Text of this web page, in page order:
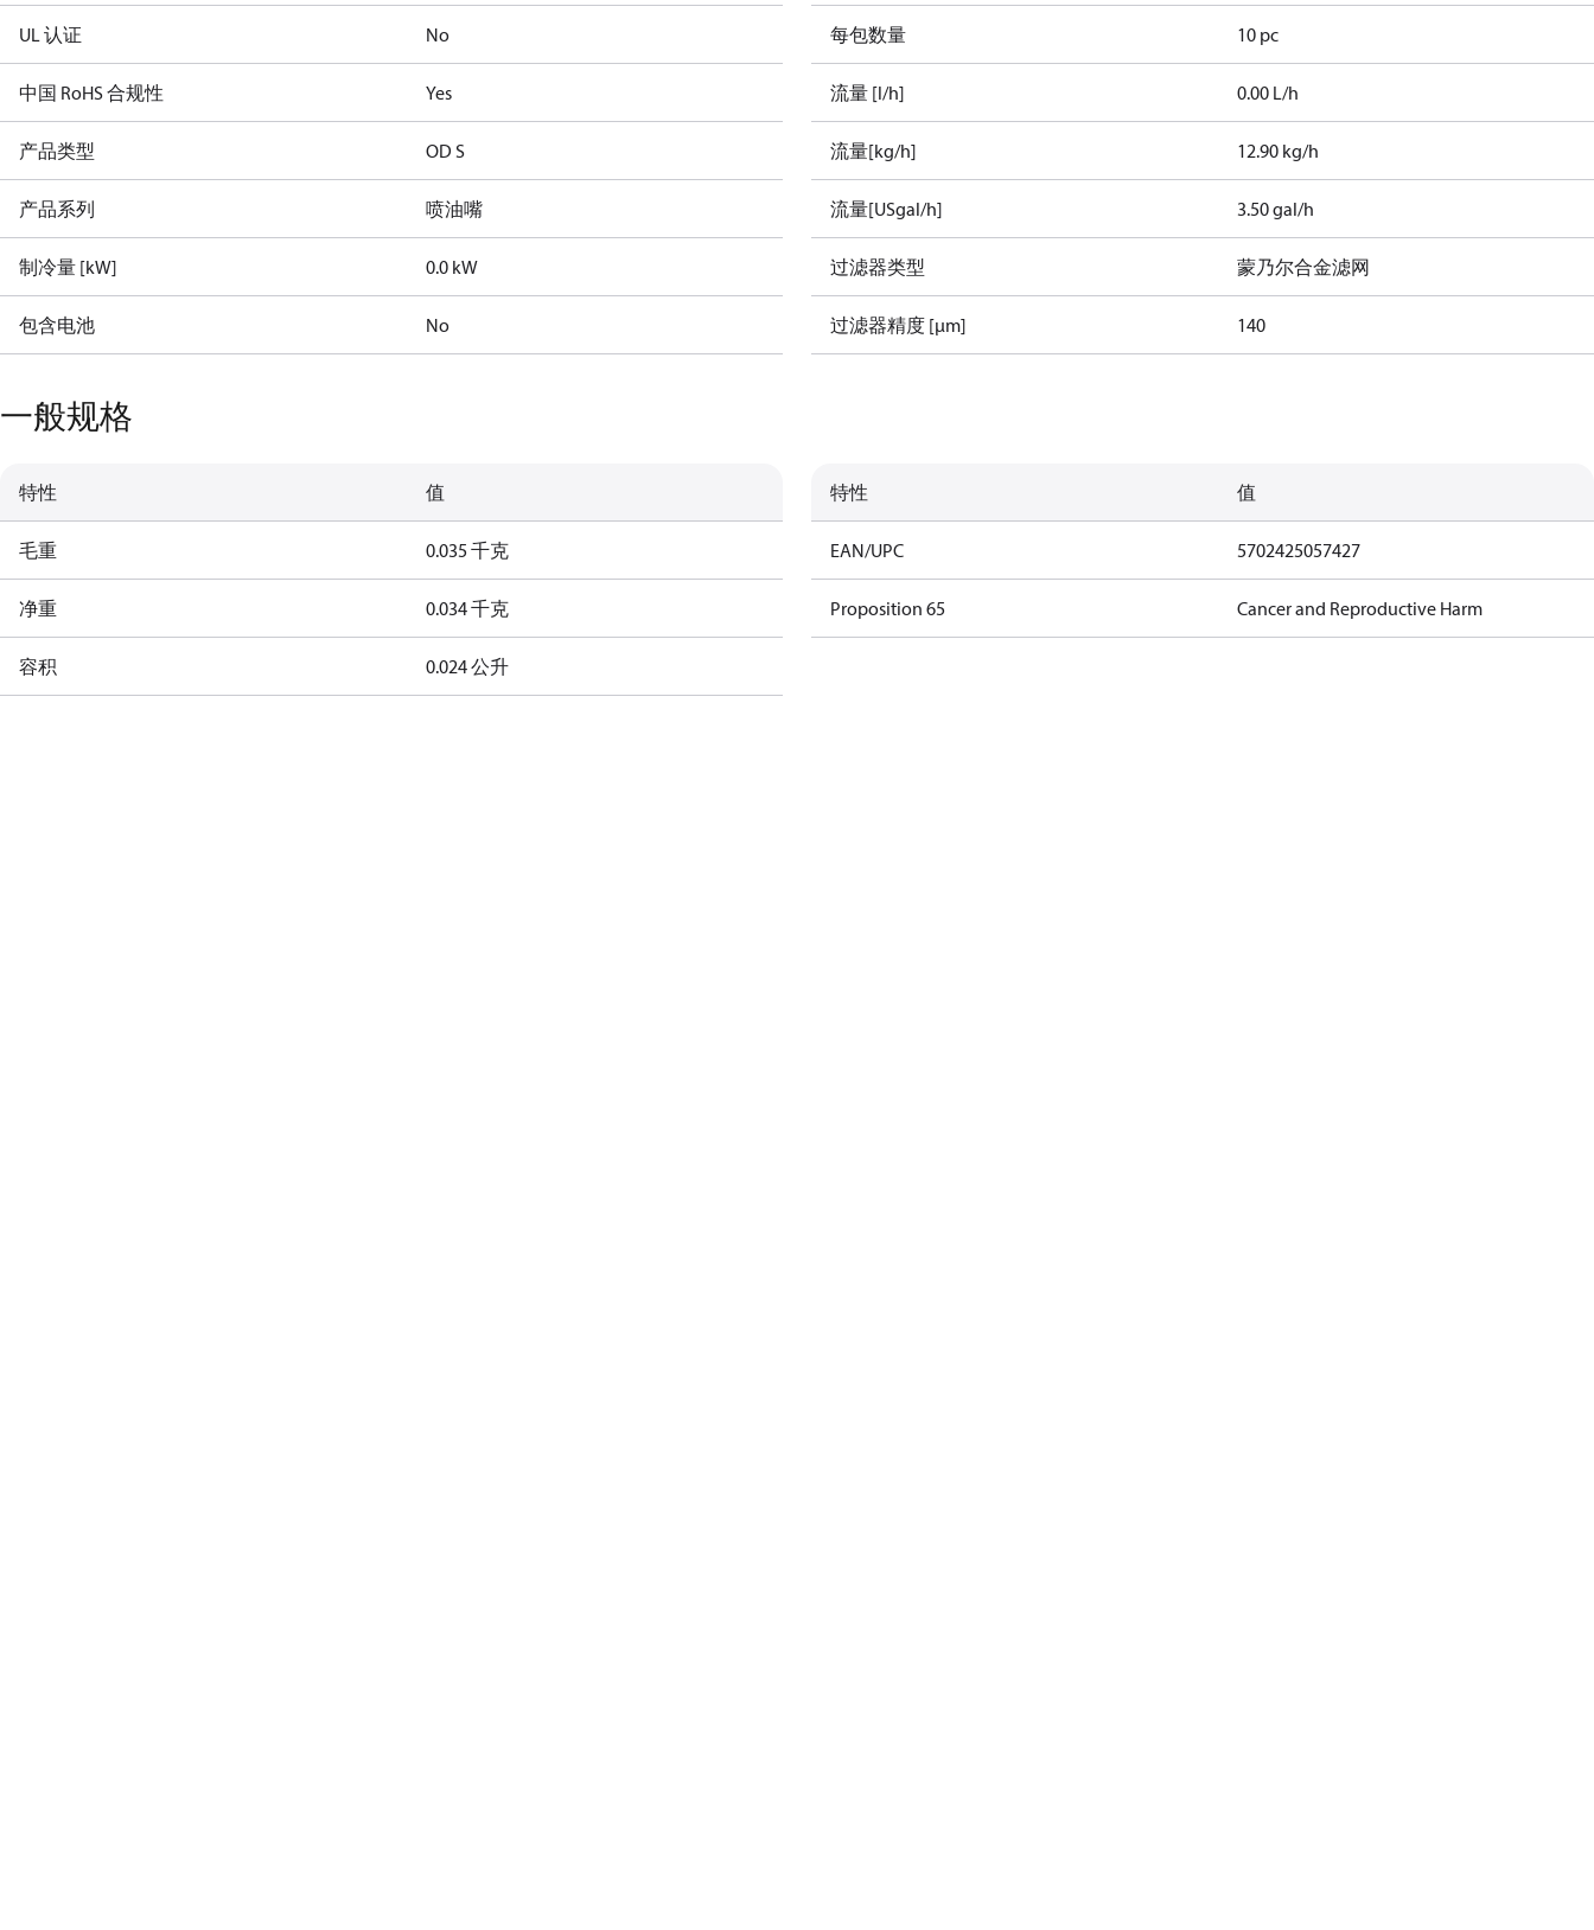
UL 认证 No
中国 RoHS 合规性 Yes
产品类型 OD S
产品系列 喷油嘴
制冷量 [kW] 0.0 kW
包含电池 No
每包数量 10 pc
流量 [l/h] 0.00 L/h
流量[kg/h] 12.90 kg/h
流量[USgal/h] 3.50 gal/h
过滤器类型 蒙乃尔合金滤网
过滤器精度 [µm] 140
一般规格
特性 值
毛重 0.035 千克
净重 0.034 千克
容积 0.024 公升
特性 值
EAN/UPC 5702425057427
Proposition 65 Cancer and Reproductive Harm